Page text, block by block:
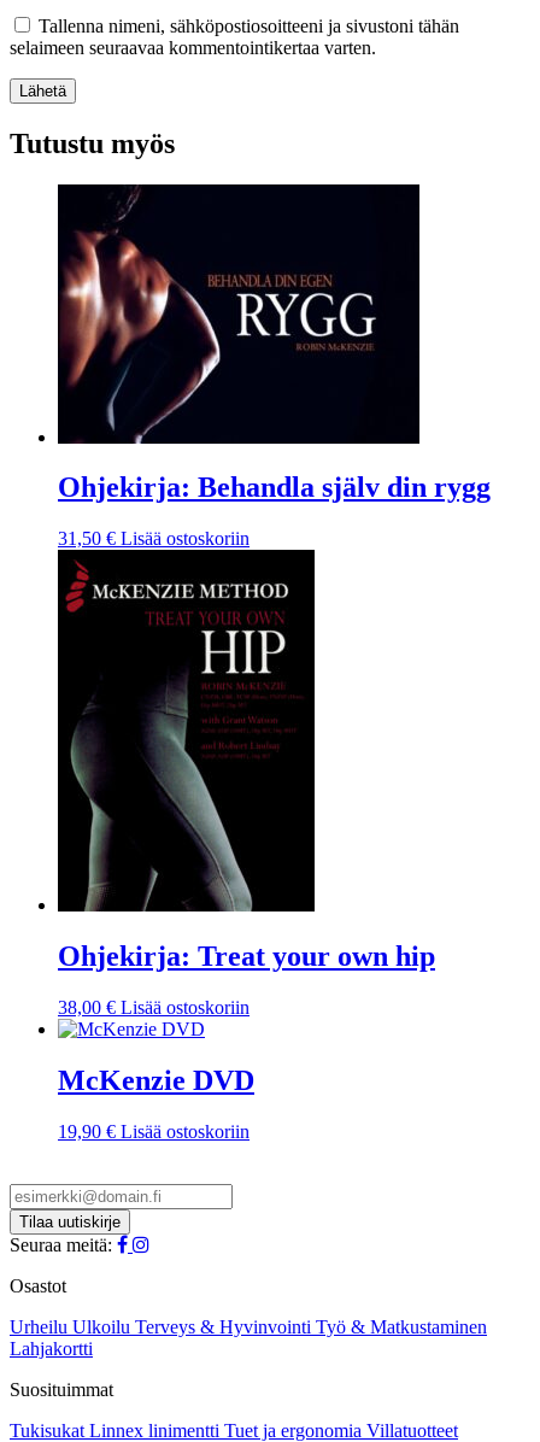
Tallenna nimeni, sähköpostiosoitteeni ja sivustoni tähän
selaimeen seuraavaa kommentointikertaa varten.
Lähetä
Tutustu myös
Ohjekirja: Behandla själv din rygg
31,50 € Lisää ostoskoriin
Ohjekirja: Treat your own hip
38,00 € Lisää ostoskoriin
McKenzie DVD
19,90 € Lisää ostoskoriin
Seuraa meitä:
Osastot
Urheilu Ulkoilu Terveys & Hyvinvointi Työ & Matkustaminen
Lahjakortti
Suosituimmat
Tukisukat Linnex linimentti Tuet ja ergonomia Villatuotteet